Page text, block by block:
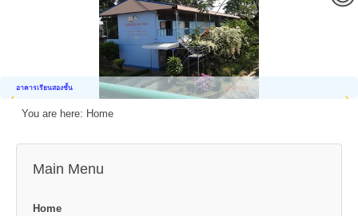
อาคารเรียนสองชั้น
You are here: Home
Main Menu
Home